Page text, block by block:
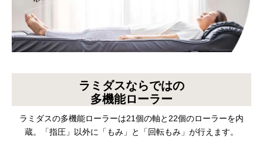
ラミダスならではの
多機能ローラー
ラミダスの多機能ローラーは21個の軸と22個のローラーを内
蔵。「指圧」以外に「もみ」と「回転もみ」が行えます。